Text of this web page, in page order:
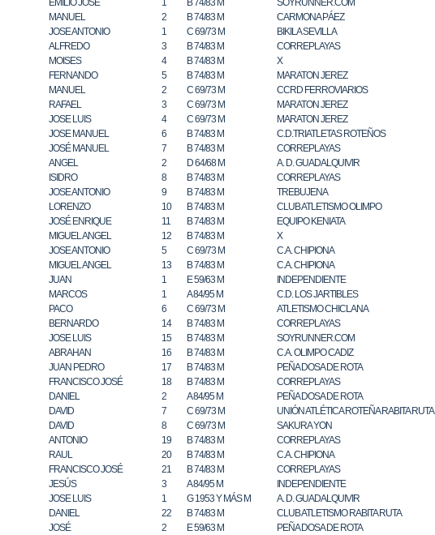
EMILIO JOSE 1 B 74/83 M SOYRUNNER.COM
MANUEL 2 B 74/83 M CARMONA PÁEZ
JOSE ANTONIO 1 C 69/73 M BIKILA SEVILLA
ALFREDO 3 B 74/83 M CORREPLAYAS
MOISES 4 B 74/83 M X
FERNANDO 5 B 74/83 M MARATON JEREZ
MANUEL 2 C 69/73 M CCRD FERROVIARIOS
RAFAEL 3 C 69/73 M MARATON JEREZ
JOSE LUIS 4 C 69/73 M MARATON JEREZ
JOSE MANUEL 6 B 74/83 M C.D.TRIATLETAS ROTEÑOS
JOSÉ MANUEL 7 B 74/83 M CORREPLAYAS
ANGEL 2 D 64/68 M A. D. GUADALQUIVIR
ISIDRO 8 B 74/83 M CORREPLAYAS
JOSE ANTONIO 9 B 74/83 M TREBUJENA
LORENZO 10 B 74/83 M CLUB ATLETISMO OLIMPO
JOSÉ ENRIQUE 11 B 74/83 M EQUIPO KENIATA
MIGUEL ANGEL 12 B 74/83 M X
JOSE ANTONIO 5 C 69/73 M C.A. CHIPIONA
MIGUEL ANGEL 13 B 74/83 M C.A. CHIPIONA
JUAN 1 E 59/63 M INDEPENDIENTE
MARCOS 1 A 84/95 M C.D. LOS JARTIBLES
PACO 6 C 69/73 M ATLETISMO CHICLANA
BERNARDO 14 B 74/83 M CORREPLAYAS
JOSE LUIS 15 B 74/83 M SOYRUNNER.COM
ABRAHAN 16 B 74/83 M C.A. OLIMPO CADIZ
JUAN PEDRO 17 B 74/83 M PEÑA DOSA DE ROTA
FRANCISCO JOSÉ 18 B 74/83 M CORREPLAYAS
DANIEL 2 A 84/95 M PEÑA DOSA DE ROTA
DAVID 7 C 69/73 M UNIÓN ATLÉTICA ROTEÑA RABITA RUTA
DAVID 8 C 69/73 M SAKURA YON
ANTONIO 19 B 74/83 M CORREPLAYAS
RAUL 20 B 74/83 M C.A. CHIPIONA
FRANCISCO JOSÉ 21 B 74/83 M CORREPLAYAS
JESÚS 3 A 84/95 M INDEPENDIENTE
JOSE LUIS 1 G 1953 Y MÁS M A. D. GUADALQUIVIR
DANIEL 22 B 74/83 M CLUB ATLETISMO RABITA RUTA
JOSÉ 2 E 59/63 M PEÑA DOSA DE ROTA